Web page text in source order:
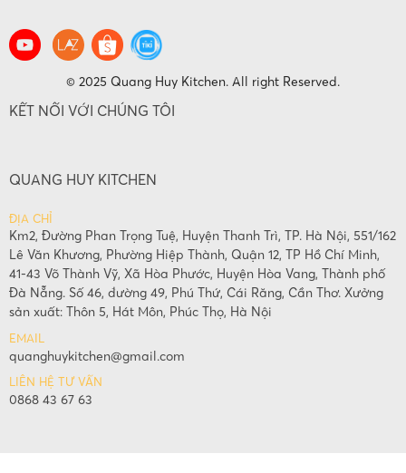
© 2025 Quang Huy Kitchen. All right Reserved.
KẾT NỐI VỚI CHÚNG TÔI
QUANG HUY KITCHEN
ĐỊA CHỈ
Km2, Đường Phan Trọng Tuệ, Huyện Thanh Trì, TP. Hà Nội, 551/162
Lê Văn Khương, Phường Hiệp Thành, Quận 12, TP Hồ Chí Minh,
41-43 Võ Thành Vỹ, Xã Hòa Phước, Huyện Hòa Vang, Thành phố
Đà Nẵng. Số 46, đường 49, Phú Thứ, Cái Răng, Cần Thơ. Xưởng
sản xuất: Thôn 5, Hát Môn, Phúc Thọ, Hà Nội
EMAIL
quanghuykitchen@gmail.com
LIÊN HỆ TƯ VẤN
0868 43 67 63